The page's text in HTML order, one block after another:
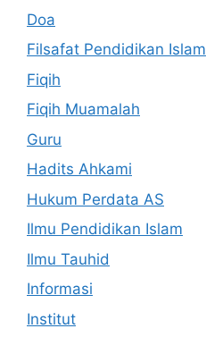
Doa
Filsafat Pendidikan Islam
Fiqih
Fiqih Muamalah
Guru
Hadits Ahkami
Hukum Perdata AS
Ilmu Pendidikan Islam
Ilmu Tauhid
Informasi
Institut